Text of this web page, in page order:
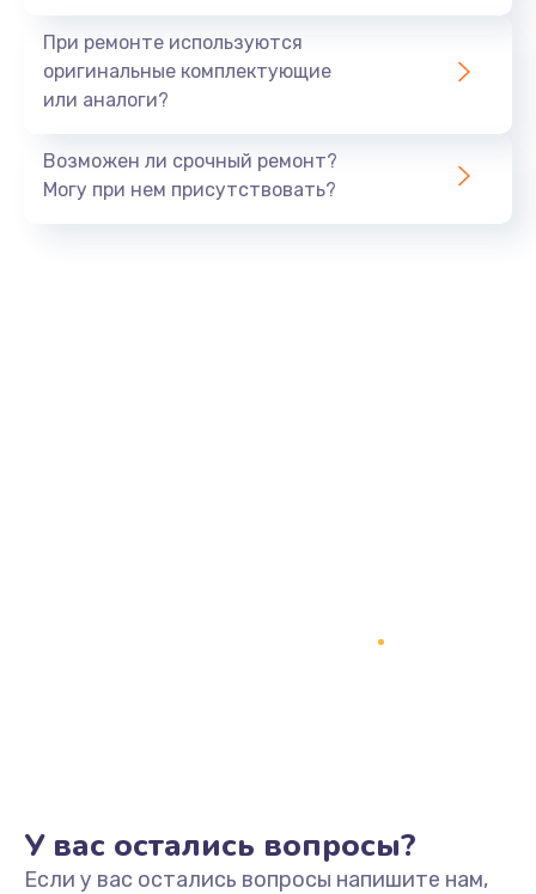
При ремонте используются
оригинальные комплектующие
или аналоги?
Возможен ли срочный ремонт?
Могу при нем присутствовать?
У вас остались вопросы?
Если у вас остались вопросы напишите нам,